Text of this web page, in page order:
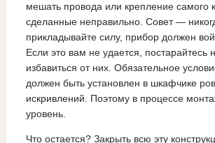
мешать провода или крепление самого
сделанные неправильно. Совет —
прикладывайте силу, прибор должен
Если это вам не удается, постарайтесь
избавиться от них. Обязательное
должен быть установлен в шкафчике
искривлений. Поэтому в процессе
уровень.
Что остается? Закрыть всю эту